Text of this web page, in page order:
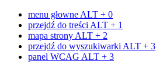
menu głowne ALT + 0
przejdź do treści ALT + 1
mapa strony ALT + 2
przejdź do wyszukiwarki ALT + 3
panel WCAG ALT + 3